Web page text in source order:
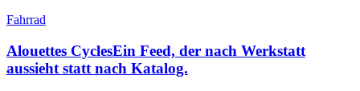
Fahrrad
Alouettes CyclesEin Feed, der nach Werkstatt
aussieht statt nach Katalog.